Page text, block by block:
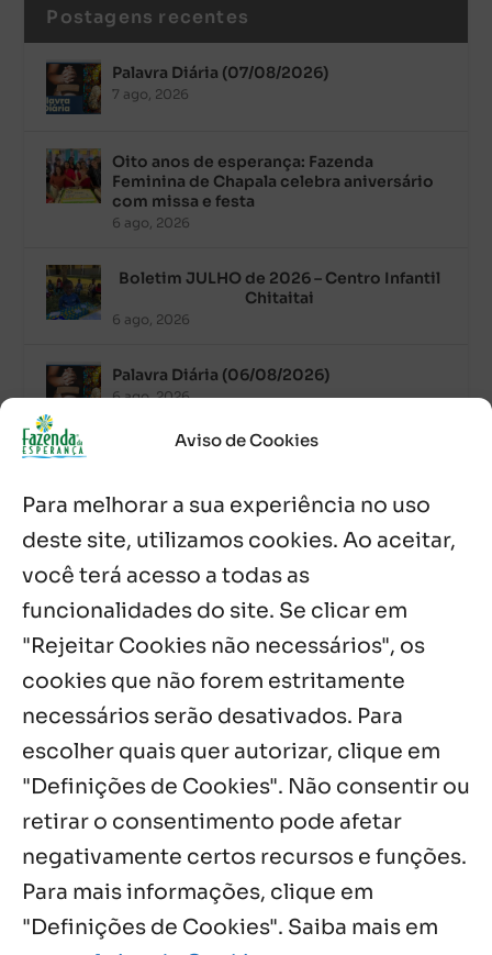
Aviso de Cookies
Para melhorar a sua experiência no uso
deste site, utilizamos cookies. Ao aceitar,
você terá acesso a todas as
funcionalidades do site. Se clicar em
"Rejeitar Cookies não necessários", os
cookies que não forem estritamente
necessários serão desativados. Para
escolher quais quer autorizar, clique em
"Definições de Cookies". Não consentir ou
retirar o consentimento pode afetar
negativamente certos recursos e funções.
Para mais informações, clique em
"Definições de Cookies". Saiba mais em
Postagens recentes
Palavra Diária (07/08/2026)
7 ago, 2026
Oito anos de esperança: Fazenda
Feminina de Chapala celebra aniversário
com missa e festa
6 ago, 2026
Boletim JULHO de 2026 – Centro Infantil
Chitaitai
6 ago, 2026
Palavra Diária (06/08/2026)
6 ago, 2026
de Guadalajara
Fazenda Dom Mário comemora 5 anos
com testemunhos e missa em São
Cristóvão
5 ago, 2026
Notícias por Categoria
Próximos Eventos